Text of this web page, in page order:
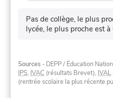
Pas de collège, le plus
lycée, le plus proche est à
Sources - DEPP / Éducation
IPS, IVAC (résultats Brevet), IVAL
(rentrée scolaire la plus récente